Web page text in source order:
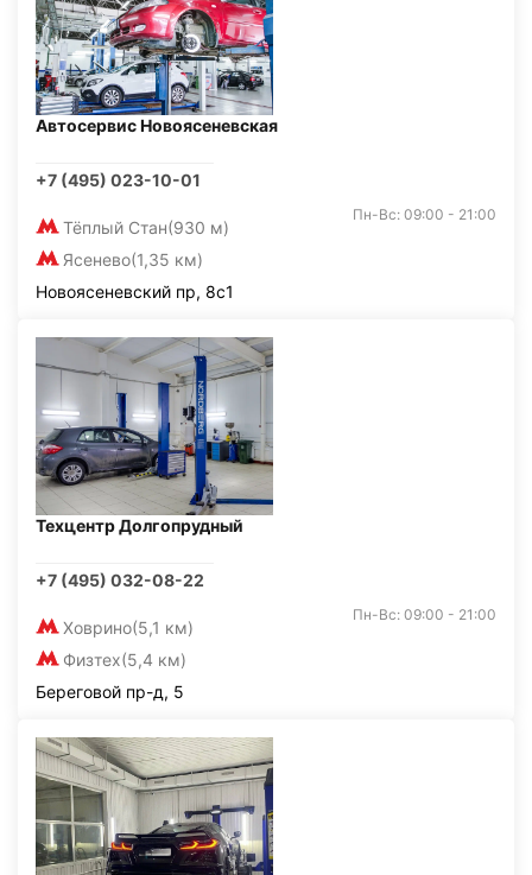
Автосервис Новоясеневская
+7 (495) 023-10-01
Тёплый Стан(930 м)
Ясенево(1,35 км)
Пн-Вс: 09:00 - 21:00
Новоясеневский пр, 8с1
Техцентр Долгопрудный
+7 (495) 032-08-22
Ховрино(5,1 км)
Физтех(5,4 км)
Пн-Вс: 09:00 - 21:00
Береговой пр-д, 5